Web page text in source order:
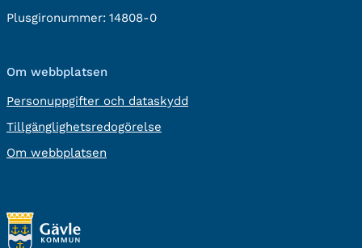
Plusgironummer: 14808-0
Om webbplatsen
Personuppgifter och dataskydd
Tillgänglighetsredogörelse
Om webbplatsen